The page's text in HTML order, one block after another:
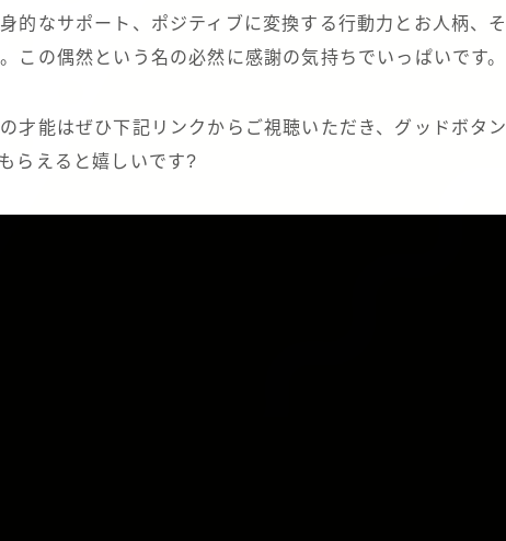
的なサポート、ポジティブに変換する行動力とお人柄、そ
この偶然という名の必然に感謝の気持ちでいっぱいです。
才能はぜひ下記リンクからご視聴いただき、グッドボタン
らえると嬉しいです?